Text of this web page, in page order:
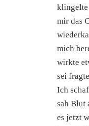
klingelte
mir das
mich
wirkte
sei
Ich
sah Blut
es jetzt